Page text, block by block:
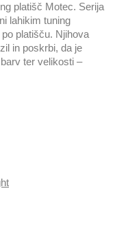
platišč Motec. Serija
lahikim tuning
platišču. Njihova
in poskrbi, da je
ter velikosti –